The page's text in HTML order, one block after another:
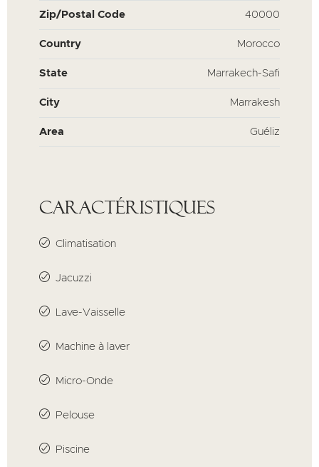
Zip/Postal Code 40000
Country Morocco
State Marrakech-Safi
City Marrakesh
Area Guéliz
Caractéristiques
Climatisation
Jacuzzi
Lave-Vaisselle
Machine à laver
Micro-Onde
Pelouse
Piscine